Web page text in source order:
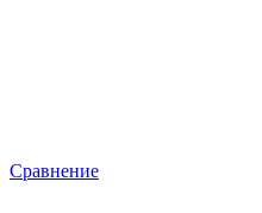
Сравнение